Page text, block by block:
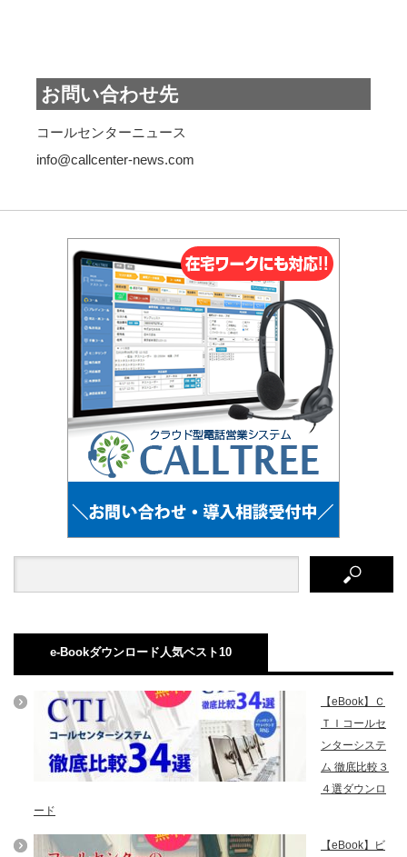
お問い合わせ先
コールセンターニュース
info@callcenter-news.com
e-Bookダウンロード人気ベスト10
【eBook】Ｃ
ＴＩコールセ
ンターシステ
ム 徹底比較３
４選ダウンロ
ード
【eBook】ビ